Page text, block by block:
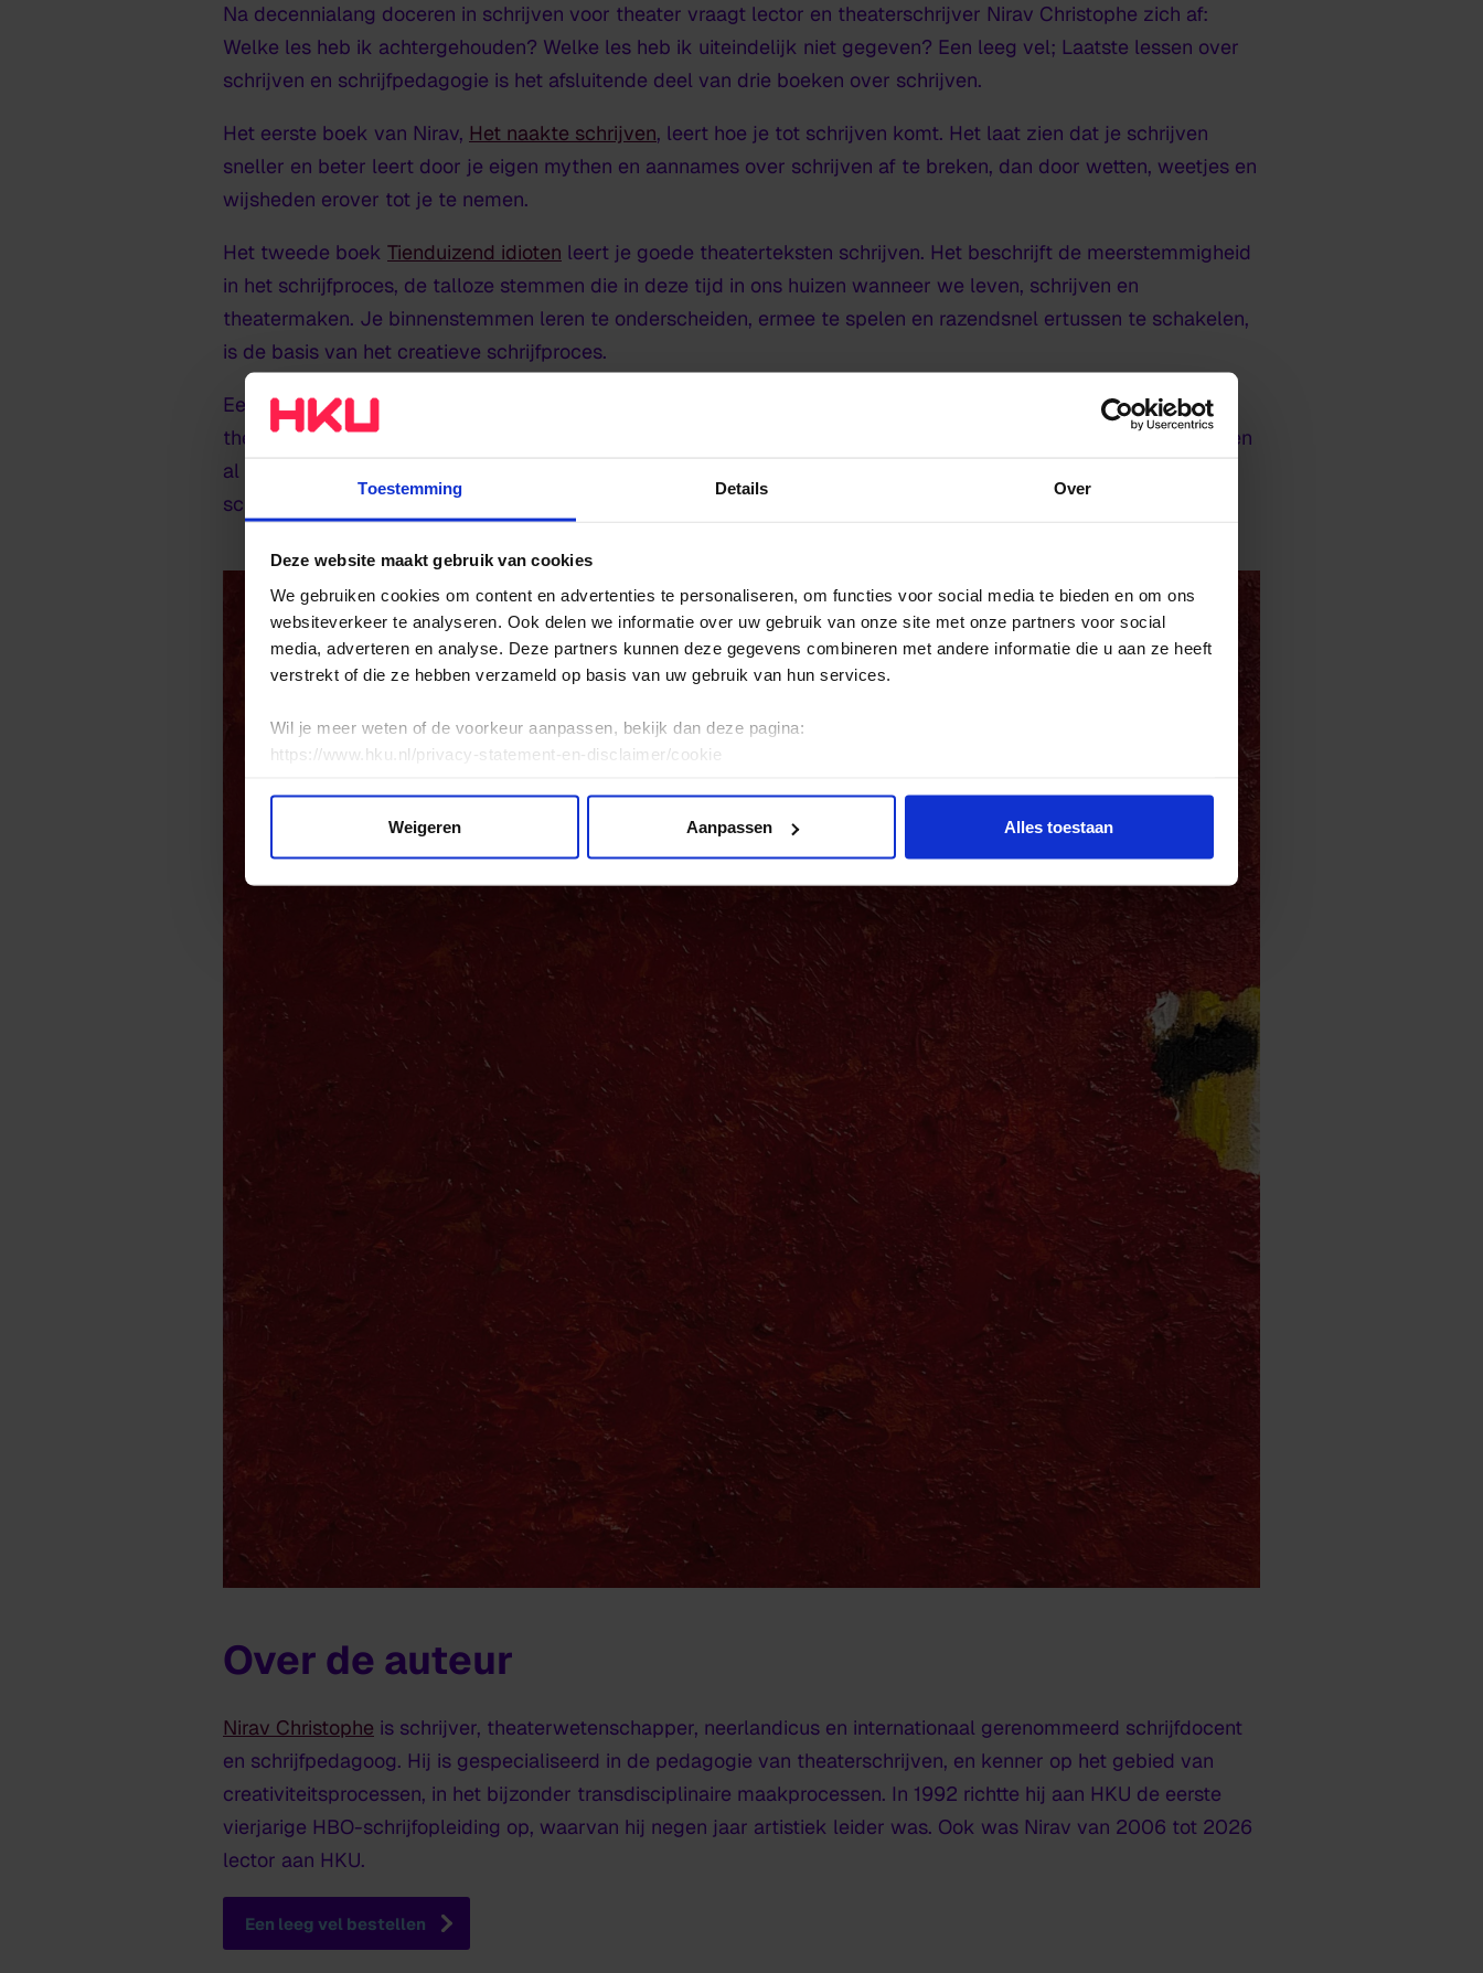
Toestemming Details Over
Deze website maakt gebruik van cookies
We gebruiken cookies om content en advertenties te personaliseren, om functies voor social media te bieden en om ons
websiteverkeer te analyseren. Ook delen we informatie over uw gebruik van onze site met onze partners voor social
media, adverteren en analyse. Deze partners kunnen deze gegevens combineren met andere informatie die u aan ze heeft
verstrekt of die ze hebben verzameld op basis van uw gebruik van hun services.
Wil je meer weten of de voorkeur aanpassen, bekijk dan deze pagina:
https://www.hku.nl/privacy-statement-en-disclaimer/cookie
Weigeren Aanpassen Alles toestaan
Na decennialang doceren in schrijven voor theater vraagt lector en theaterschrijver Nirav Christophe zich af:
Welke les heb ik achtergehouden? Welke les heb ik uiteindelijk niet gegeven? Een leeg vel; Laatste lessen over
schrijven en schrijfpedagogie is het afsluitende deel van drie boeken over schrijven.
Het eerste boek van Nirav, Het naakte schrijven, leert hoe je tot schrijven komt. Het laat zien dat je schrijven
sneller en beter leert door je eigen mythen en aannames over schrijven af te breken, dan door wetten, weetjes en
wijsheden erover tot je te nemen.
Het tweede boek Tienduizend idioten leert je goede theaterteksten schrijven. Het beschrijft de meerstemmigheid
in het schrijfproces, de talloze stemmen die in deze tijd in ons huizen wanneer we leven, schrijven en
theatermaken. Je binnenstemmen leren te onderscheiden, ermee te spelen en razendsnel ertussen te schakelen,
is de basis van het creatieve schrijfproces.
Een leeg veltot slot, kijkt hoe het schrijfproces verloopt wanneer je radicaal uit het keurslijf breekt van de
theatertekst en teksten in heel andere contexten en op totaal andere manieren schrijft. Is er in ons nog iets buiten
al die stemmen, en zouden we vanuit die leegte kunnen schrijven? De laatste les over schrijven en
schrijfpedagogie onthult hoe je van je schrijversego af kunt komen.
Over de auteur
Nirav Christophe is schrijver, theaterwetenschapper, neerlandicus en internationaal gerenommeerd schrijfdocent
en schrijfpedagoog. Hij is gespecialiseerd in de pedagogie van theaterschrijven, en kenner op het gebied van
creativiteitsprocessen, in het bijzonder transdisciplinaire maakprocessen. In 1992 richtte hij aan HKU de eerste
vierjarige HBO-schrijfopleiding op, waarvan hij negen jaar artistiek leider was. Ook was Nirav van 2006 tot 2026
lector aan HKU.
Een leeg vel bestellen